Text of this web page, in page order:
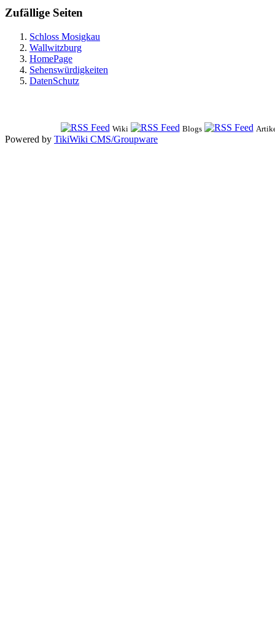
Zufällige Seiten
Schloss Mosigkau
Wallwitzburg
HomePage
Sehenswürdigkeiten
DatenSchutz
Wiki Blogs
Powered by TikiWiki CMS/Groupware